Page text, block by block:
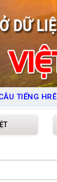
TIẾNG HRÊ